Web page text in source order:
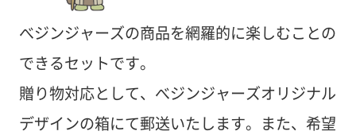
べジンジャーズの商品を網羅的に楽しむことの
できるセットです。
贈り物対応として、べジンジャーズオリジナル
デザインの箱にて郵送いたします。また、希望